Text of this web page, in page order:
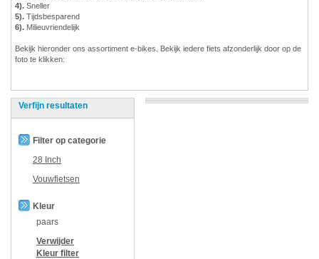
4). Sneller
5). Tijdsbesparend
6). Milieuvriendelijk
Bekijk hieronder ons assortiment e-bikes. Bekijk iedere fiets afzonderlijk door op de
foto te klikken:
Verfijn resultaten
Filter op categorie
28 Inch
Vouwfietsen
Kleur
paars
Verwijder
Kleur filter